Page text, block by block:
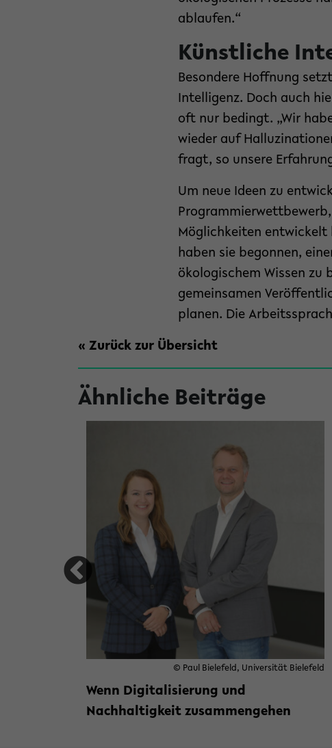
ablaufen.“
Künstliche
Besondere Hoffnung
Intelligenz. Doch auch
oft nur bedingt. „Wir
wieder auf
fragt, so unsere
Um neue Ideen zu
Möglichkeiten entwickelt
haben sie begonnen,
ökologischem Wissen zu
gemeinsamen
planen. Die
« Zurück zur Übersicht
Ähnliche Beiträge
Mikroskop macht bisher Unsichtbares sichtbar
© Paul Bielefeld, Universität Bielefeld
Wenn Digitalisierung und
Nachhaltigkeit zusammengehen